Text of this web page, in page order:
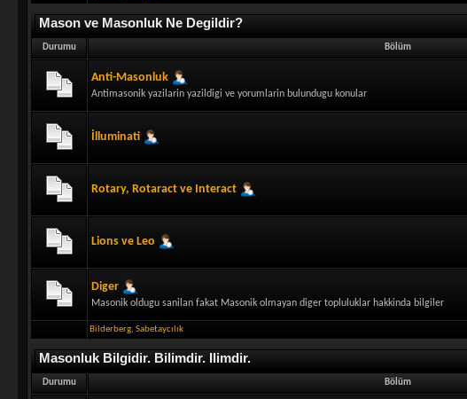
Mason ve Masonluk Ne Degildir?
Durumu Bölüm
Anti-Masonluk
Antimasonik yazilarin yazildigi ve yorumlarin bulundugu konular
İlluminati
Rotary, Rotaract ve Interact
Lions ve Leo
Diger
Masonik oldugu sanilan fakat Masonik olmayan diger topluluklar hakkinda bilgiler
Bilderberg,Sabetaycılık
Masonluk Bilgidir. Bilimdir. Ilimdir.
Durumu Bölüm